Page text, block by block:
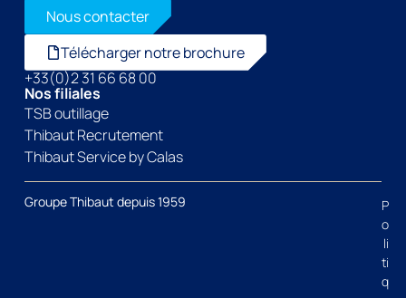
Nous contacter
Télécharger notre brochure
+33(0)2 31 66 68 00
Nos filiales
TSB outillage
Thibaut Recrutement
Thibaut Service by Calas
Groupe Thibaut depuis 1959
P
o
li
ti
q